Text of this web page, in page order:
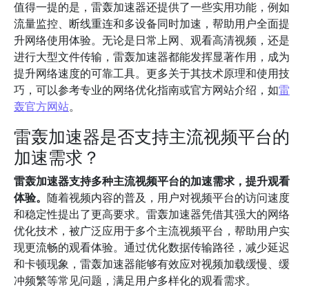
值得一提的是，雷轰加速器还提供了一些实用功能，例如
流量监控、断线重连和多设备同时加速，帮助用户全面提
升网络使用体验。无论是日常上网、观看高清视频，还是
进行大型文件传输，雷轰加速器都能发挥显著作用，成为
提升网络速度的可靠工具。更多关于其技术原理和使用技
巧，可以参考专业的网络优化指南或官方网站介绍，如雷
轰官方网站。
雷轰加速器是否支持主流视频平台的
加速需求？
雷轰加速器支持多种主流视频平台的加速需求，提升观看
体验。 随着视频内容的普及，用户对视频平台的访问速度
和稳定性提出了更高要求。雷轰加速器凭借其强大的网络
优化技术，被广泛应用于多个主流视频平台，帮助用户实
现更流畅的观看体验。通过优化数据传输路径，减少延迟
和卡顿现象，雷轰加速器能够有效应对视频加载缓慢、缓
冲频繁等常见问题，满足用户多样化的观看需求。